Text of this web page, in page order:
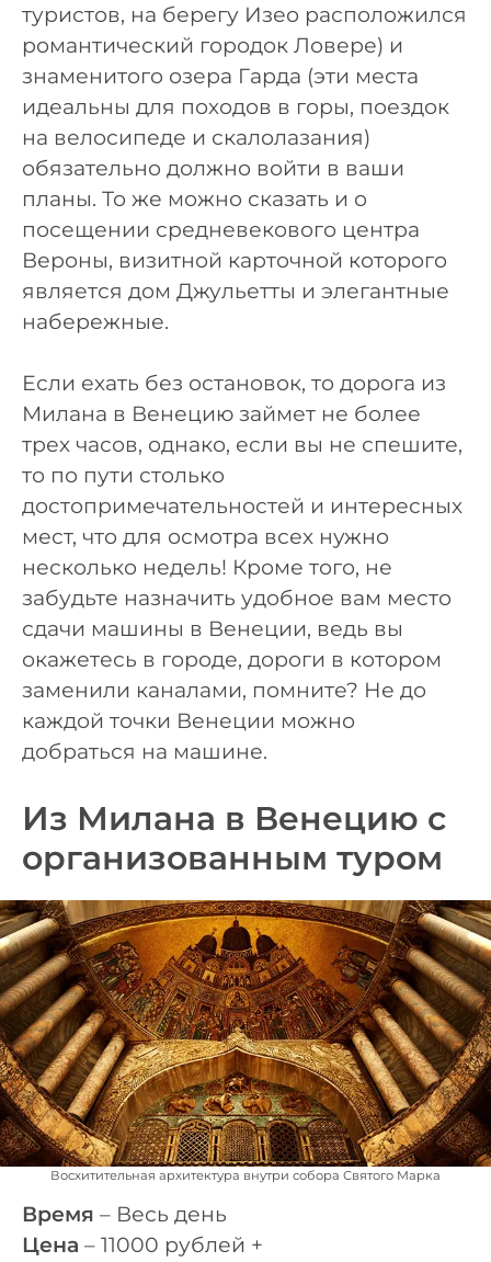
туристов, на берегу Изео расположился
романтический городок Ловере) и
знаменитого озера Гарда (эти места
идеальны для походов в горы, поездок
на велосипеде и скалолазания)
обязательно должно войти в ваши
планы. То же можно сказать и о
посещении средневекового центра
Вероны, визитной карточной которого
является дом Джульетты и элегантные
набережные.
Если ехать без остановок, то дорога из
Милана в Венецию займет не более
трех часов, однако, если вы не спешите,
то по пути столько
достопримечательностей и интересных
мест, что для осмотра всех нужно
несколько недель! Кроме того, не
забудьте назначить удобное вам место
сдачи машины в Венеции, ведь вы
окажетесь в городе, дороги в котором
заменили каналами, помните? Не до
каждой точки Венеции можно
добраться на машине.
Из Милана в Венецию с
организованным туром
Восхитительная архитектура внутри собора Святого Марка
Время – Весь день
Цена – 11000 рублей +